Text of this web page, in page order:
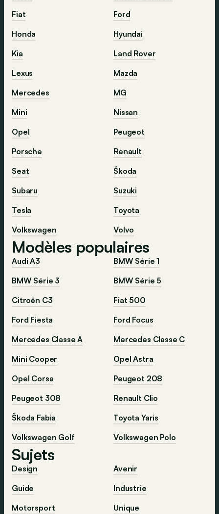
Fiat
Ford
Honda
Hyundai
Kia
Land Rover
Lexus
Mazda
Mercedes
MG
Mini
Nissan
Opel
Peugeot
Porsche
Renault
Seat
Škoda
Subaru
Suzuki
Tesla
Toyota
Volkswagen
Volvo
Modèles populaires
Audi A3
BMW Série 1
BMW Série 3
BMW Série 5
Citroën C3
Fiat 500
Ford Fiesta
Ford Focus
Mercedes Classe A
Mercedes Classe C
Mini Cooper
Opel Astra
Opel Corsa
Peugeot 208
Peugeot 308
Renault Clio
Škoda Fabia
Toyota Yaris
Volkswagen Golf
Volkswagen Polo
Sujets
Design
Avenir
Guide
Industrie
Motorsport
Unique